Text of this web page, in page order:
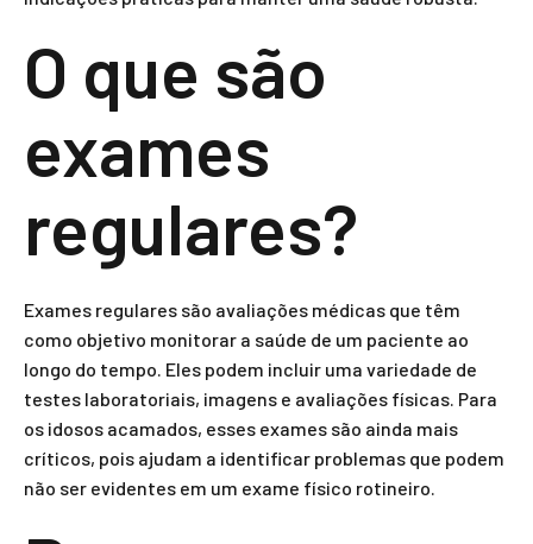
O que são
exames
regulares?
Exames regulares são avaliações médicas que têm
como objetivo monitorar a saúde de um paciente ao
longo do tempo. Eles podem incluir uma variedade de
testes laboratoriais, imagens e avaliações físicas. Para
os idosos acamados, esses exames são ainda mais
críticos, pois ajudam a identificar problemas que podem
não ser evidentes em um exame físico rotineiro.